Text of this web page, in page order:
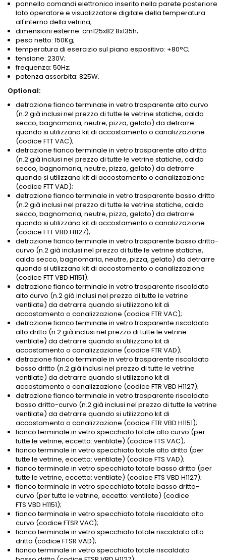
pannello comandi elettronico inserito nella parete posteriore
lato operatore e visualizzatore digitale della temperatura
all'interno della vetrina;
dimensioni esterne: cm125x82.8x135h;
peso netto: 150Kg;
temperatura di esercizio sul piano espositivo: +80°C;
tensione: 230V;
frequenza: 50Hz;
potenza assorbita: 825W.
Optional:
detrazione fianco terminale in vetro trasparente alto curvo
(n.2 già inclusi nel prezzo di tutte le vetrine statiche, caldo
secco, bagnomaria, neutre, pizza, gelato) da detrarre
quando si utilizzano kit di accostamento o canalizzazione
(codice FTT VAC);
detrazione fianco terminale in vetro trasparente alto dritto
(n.2 già inclusi nel prezzo di tutte le vetrine statiche, caldo
secco, bagnomaria, neutre, pizza, gelato) da detrarre
quando si utilizzano kit di accostamento o canalizzazione
(codice FTT VAD);
detrazione fianco terminale in vetro trasparente basso dritto
(n.2 già inclusi nel prezzo di tutte le vetrine statiche, caldo
secco, bagnomaria, neutre, pizza, gelato) da detrarre
quando si utilizzano kit di accostamento o canalizzazione
(codice FTT VBD H1127);
detrazione fianco terminale in vetro trasparente basso dritto-
curvo (n.2 già inclusi nel prezzo di tutte le vetrine statiche,
caldo secco, bagnomaria, neutre, pizza, gelato) da detrarre
quando si utilizzano kit di accostamento o canalizzazione
(codice FTT VBD H1151);
detrazione fianco terminale in vetro trasparente riscaldato
alto curvo (n.2 già inclusi nel prezzo di tutte le vetrine
ventilate) da detrarre quando si utilizzano kit di
accostamento o canalizzazione (codice FTR VAC);
detrazione fianco terminale in vetro trasparente riscaldato
alto dritto (n.2 già inclusi nel prezzo di tutte le vetrine
ventilate) da detrarre quando si utilizzano kit di
accostamento o canalizzazione (codice FTR VAD);
detrazione fianco terminale in vetro trasparente riscaldato
basso dritto (n.2 già inclusi nel prezzo di tutte le vetrine
ventilate) da detrarre quando si utilizzano kit di
accostamento o canalizzazione (codice FTR VBD H1127);
detrazione fianco terminale in vetro trasparente riscaldato
basso dritto-curvo (n.2 già inclusi nel prezzo di tutte le vetrine
ventilate) da detrarre quando si utilizzano kit di
accostamento o canalizzazione (codice FTR VBD H1151);
fianco terminale in vetro specchiato totale alto curvo (per
tutte le vetrine, eccetto: ventilate) (codice FTS VAC);
fianco terminale in vetro specchiato totale alto dritto (per
tutte le vetrine, eccetto: ventilate) (codice FTS VAD);
fianco terminale in vetro specchiato totale basso dritto (per
tutte le vetrine, eccetto: ventilate) (codice FTS VBD H1127);
fianco terminale in vetro specchiato totale basso dritto-
curvo (per tutte le vetrine, eccetto: ventilate) (codice
FTS VBD H1151);
fianco terminale in vetro specchiato totale riscaldato alto
curvo (codice FTSR VAC);
fianco terminale in vetro specchiato totale riscaldato alto
dritto (codice FTSR VAD);
fianco terminale in vetro specchiato totale riscaldato